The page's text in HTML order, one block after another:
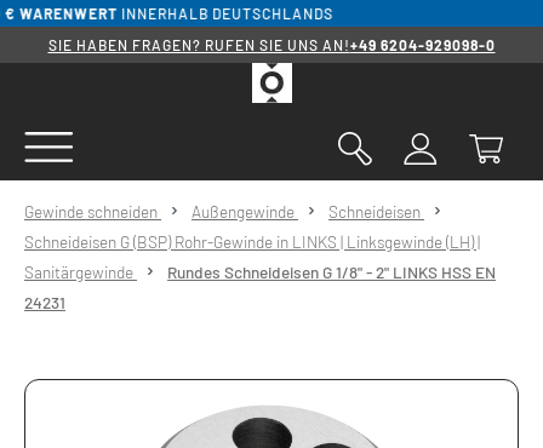
springen
INNERHALB DEUTSCHLANDS
SIE HABEN FRAGEN? RUFEN SIE UNS AN!+49 6204-929098-0
Gewinde schneiden Außengewinde
Schneideisen
Schneideisen G (BSP) Rohr-Gewinde in LINKS | Linksgewinde (LH) |
Sanitärgewinde
Rundes Schneideisen G 1/8" - 2" LINKS HSS EN
24231
Bildergalerie überspringen